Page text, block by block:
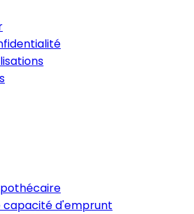
capacité d'emprunt